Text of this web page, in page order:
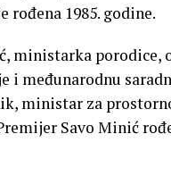
1985. godine.
ministarka porodice,
međunarodnu
ministar za
Savo Minić